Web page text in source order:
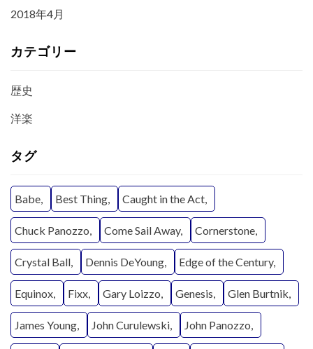
2018年4月
カテゴリー
歴史
洋楽
タグ
Babe Best Thing Caught in the Act
Chuck Panozzo Come Sail Away Cornerstone
Crystal Ball Dennis DeYoung Edge of the Century
Equinox Fixx Gary Loizzo Genesis Glen Burtnik
James Young John Curulewski John Panozzo